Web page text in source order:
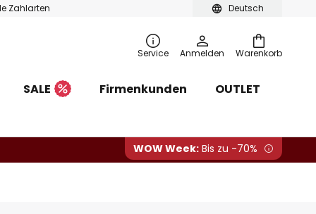
Deutsch
Zahlarten
Warenkorb
Service Anmelden
SALE Firmenkunden OUTLET
WOW Week: Bis zu -70%